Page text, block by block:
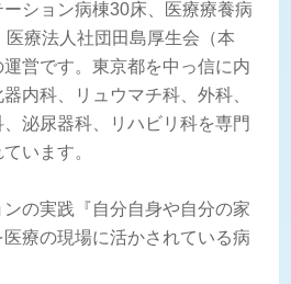
ション病棟30床、医療療養病
療法人社団田島厚生会（本
営です。東京都を中っ信に内
内科、リュウマチ科、外科、
泌尿器科、リハビリ科を専門
います。
の実践『自分自身や自分の家
療の現場に活かされている病